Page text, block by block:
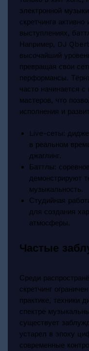
электронной
скретчинга
выступлениях,
Например, DJ
высочайший
превращая свои
перформансы.
часто начинается
мастеров, что
исполнения и
Live-сеты:
в реальном
джаглинг.
Баттлы:
демонстрируют
музыкальность.
Студийная
для создания
атмосферы.
Частые
Среди
скретчинг
практике, техники
спектре
существует
устарел в эпоху
современные